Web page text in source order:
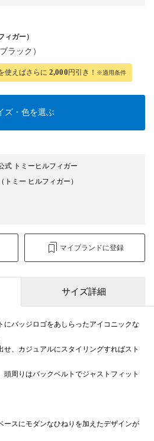
ィガー）
ラック）
使えばさらに 2,000円引き！ ※適用条件
ズ・色を選ぶ
式 トミーヒルフィガー
（トミー ヒルフィガー）
マイブランドに登録
サイズ詳細
にバッジロゴをあしらったアイコニックな
せ、カジュアルにスタイリングすればスト
頭周りはバックベルトでジャストフィット
ースにモダンなひねりを加えたデザインが